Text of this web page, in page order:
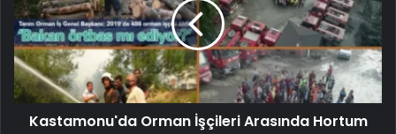
Kastamonu'da Orman İşçileri Arasında Hortum